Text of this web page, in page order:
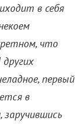
в себя
что
первый
в